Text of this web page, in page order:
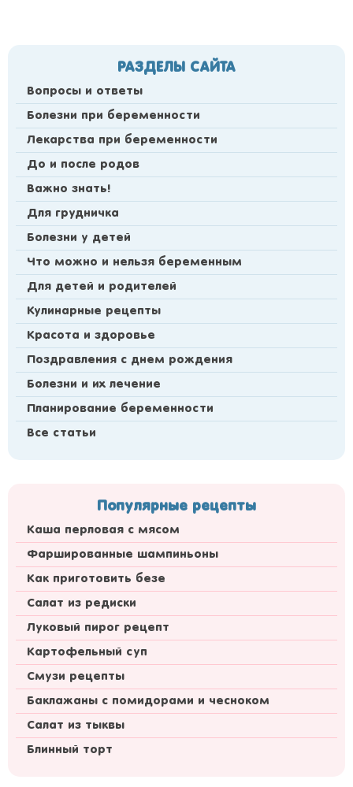
РАЗДЕЛЫ САЙТА
Вопросы и ответы
Болезни при беременности
Лекарства при беременности
До и после родов
Важно знать!
Для грудничка
Болезни у детей
Что можно и нельзя беременным
Для детей и родителей
Кулинарные рецепты
Красота и здоровье
Поздравления с днем рождения
Болезни и их лечение
Планирование беременности
Все статьи
Популярные рецепты
Каша перловая с мясом
Фаршированные шампиньоны
Как приготовить безе
Салат из редиски
Луковый пирог рецепт
Картофельный суп
Смузи рецепты
Баклажаны с помидорами и чесноком
Салат из тыквы
Блинный торт